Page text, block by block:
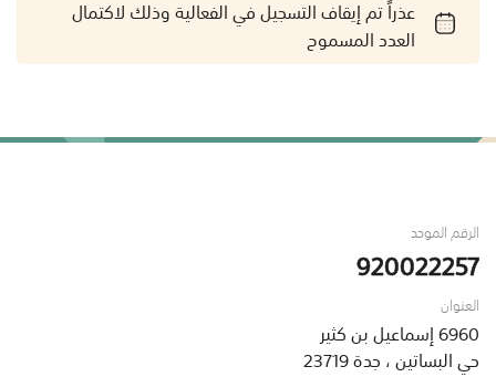
عذراً تم إيقاف التسجيل في الفعالية وذلك لاكتمال
العدد المسموح
الرقم الموحد
920022257
العنوان
6960 إسماعيل بن كثير
حي البساتين ، جدة 23719